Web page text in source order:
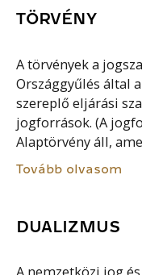
TÖRVÉNY
A törvények a
Országgyűlés által
szereplő eljárási
jogforrások. (A
Alaptörvény áll,
Tovább olvasom
DUALIZMUS